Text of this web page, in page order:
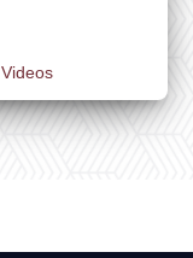
Videos